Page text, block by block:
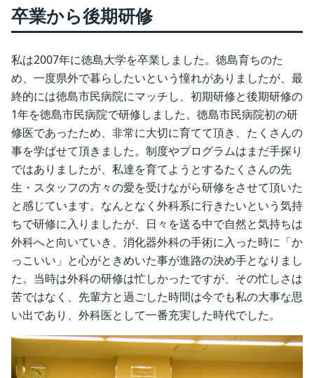
卒業から後期研修
私は2007年に徳島大学を卒業しました。徳島育ちのた
め、一度県外で暮らしたいという憧れがありましたが、最
終的には徳島市民病院にマッチし、初期研修と後期研修の
1年を徳島市民病院で研修しました。徳島市民病院初の研
修医であったため、非常に大切に育てて頂き、たくさんの
事を学ばせて頂きました。制度やプログラムはまだ手探り
ではありましたが、私達を育てようとするたくさんの先
生・スタッフの方々の愛を受けながら研修をさせて頂いた
と感じています。なんとなく外科系に行きたいという気持
ちで研修に入りましたが、日々を送る中で自然と気持ちは
外科へと向いていき、消化器外科の手術に入った時に「か
っこいい」と心がときめいた事が進路の決め手となりまし
た。当時は外科の研修は忙しかったですが、その忙しさは
苦ではなく、先輩方と過ごした時間は今でも私の大事な思
い出であり、外科医として一番充実した時代でした。